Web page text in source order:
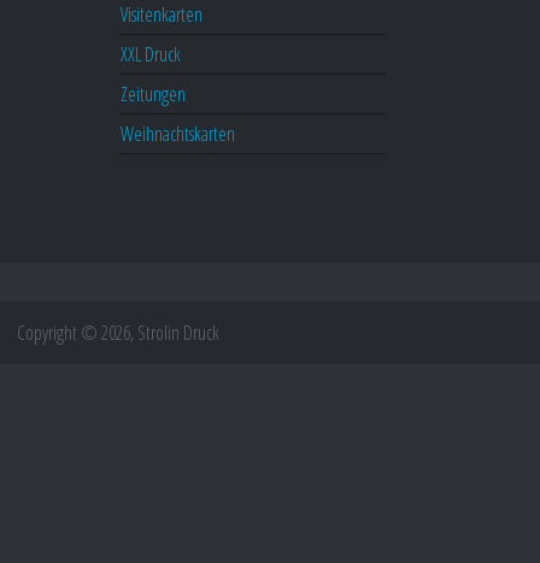
Visitenkarten
XXL Druck
Zeitungen
Weihnachtskarten
Copyright © 2026, Strölin Druck